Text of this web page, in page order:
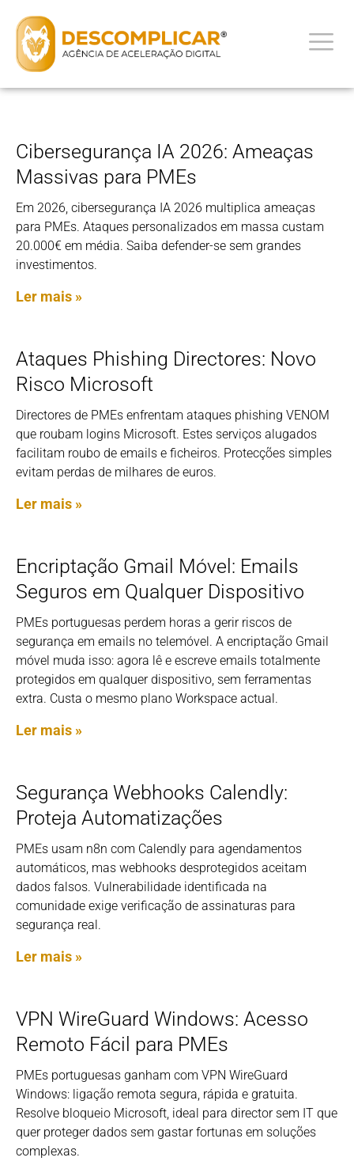
Cibersegurança IA 2026: Ameaças
Massivas para PMEs
Em 2026, cibersegurança IA 2026 multiplica ameaças
para PMEs. Ataques personalizados em massa custam
20.000€ em média. Saiba defender-se sem grandes
investimentos.
Ler mais »
Ataques Phishing Directores: Novo
Risco Microsoft
Directores de PMEs enfrentam ataques phishing VENOM
que roubam logins Microsoft. Estes serviços alugados
facilitam roubo de emails e ficheiros. Protecções simples
evitam perdas de milhares de euros.
Ler mais »
Encriptação Gmail Móvel: Emails
Seguros em Qualquer Dispositivo
PMEs portuguesas perdem horas a gerir riscos de
segurança em emails no telemóvel. A encriptação Gmail
móvel muda isso: agora lê e escreve emails totalmente
protegidos em qualquer dispositivo, sem ferramentas
extra. Custa o mesmo plano Workspace actual.
Ler mais »
Segurança Webhooks Calendly:
Proteja Automatizações
PMEs usam n8n com Calendly para agendamentos
automáticos, mas webhooks desprotegidos aceitam
dados falsos. Vulnerabilidade identificada na
comunidade exige verificação de assinaturas para
segurança real.
Ler mais »
VPN WireGuard Windows: Acesso
Remoto Fácil para PMEs
PMEs portuguesas ganham com VPN WireGuard
Windows: ligação remota segura, rápida e gratuita.
Resolve bloqueio Microsoft, ideal para director sem IT que
quer proteger dados sem gastar fortunas em soluções
complexas.